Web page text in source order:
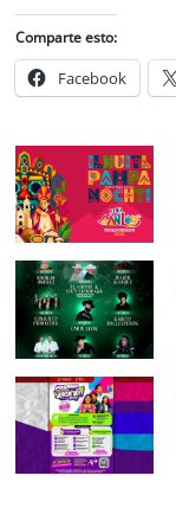
Comparte esto:
Facebook